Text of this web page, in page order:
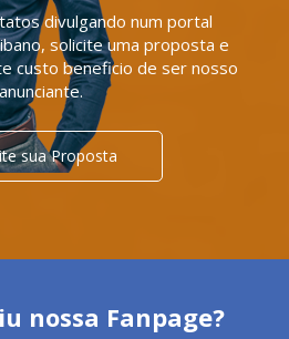
divulgando num portal
solicite uma proposta e
custo beneficio de ser nosso
anunciante.
sua Proposta
nossa Fanpage?